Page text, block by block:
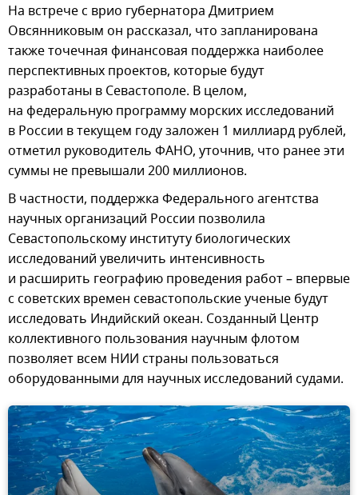
На встрече с врио губернатора Дмитрием
Овсянниковым он рассказал, что запланирована
также точечная финансовая поддержка наиболее
перспективных проектов, которые будут
разработаны в Севастополе. В целом,
на федеральную программу морских исследований
в России в текущем году заложен 1 миллиард рублей,
отметил руководитель ФАНО, уточнив, что ранее эти
суммы не превышали 200 миллионов.
В частности, поддержка Федерального агентства
научных организаций России позволила
Севастопольскому институту биологических
исследований увеличить интенсивность
и расширить географию проведения работ – впервые
с советских времен севастопольские ученые будут
исследовать Индийский океан. Созданный Центр
коллективного пользования научным флотом
позволяет всем НИИ страны пользоваться
оборудованными для научных исследований судами.